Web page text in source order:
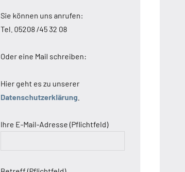
Sie können uns anrufen:
Tel. 05208 /45 32 08
Oder eine Mail schreiben:
Hier geht es zu unserer
Datenschutzerklärung
Ihre E-Mail-Adresse (Pflichtfeld)